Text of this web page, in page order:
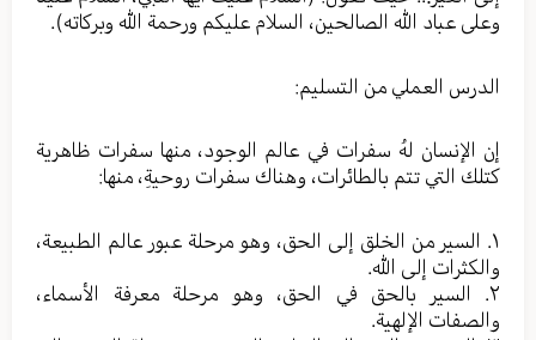
وعلى عباد الله الصالحين، السلام عليكم ورحمة الله وبركاته).
الدرس العملي من التسليم:
إن الإنسان لهُ سفرات في عالم الوجود، منها سفرات ظاهرية
كتلك التي تتم بالطائرات، وهناك سفرات روحيةِ، منها:
١. السير من الخلق إلى الحق، وهو مرحلة عبور عالم الطبيعة،
والكثرات إلى الله.
٢. السير بالحق في الحق، وهو مرحلة معرفة الأسماء،
والصفات الإلهية.